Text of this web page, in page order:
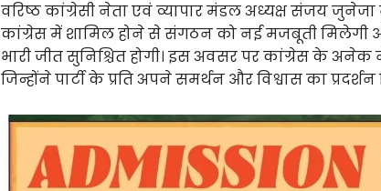
वरिष्ठ कांग्रेसी नेता एवं व्यापार मंडल अध्यक्ष संजय
कांग्रेस में शामिल होने से संगठन को नई मजबूती मिलेगी
भारी जीत सुनिश्चित होगी। इस अवसर पर कांग्रेस के अनेक
जिन्होंने पार्टी के प्रति अपने समर्थन और विश्वास का प्रदर्शन